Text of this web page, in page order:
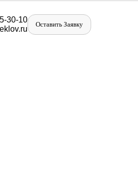
30-10
eklov.ru
Оставить Заявку